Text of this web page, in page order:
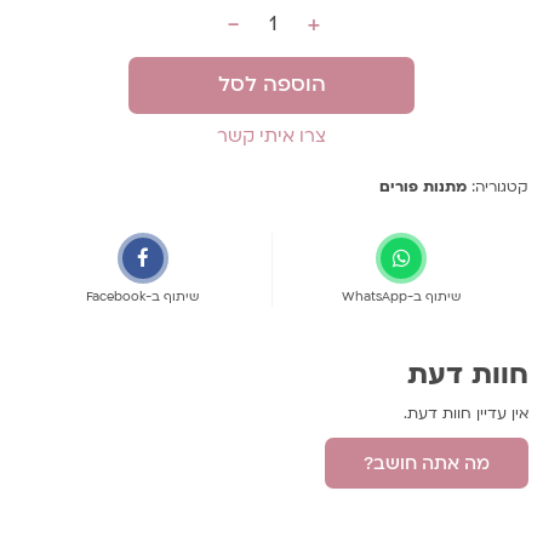
כמות +
-
הוספה לסל
צרו איתי קשר
קטגוריה: מתנות פורים
שיתוף ב-WhatsApp שיתוף ב-Facebook
חוות דעת
אין עדיין חוות דעת.
מה אתה חושב?